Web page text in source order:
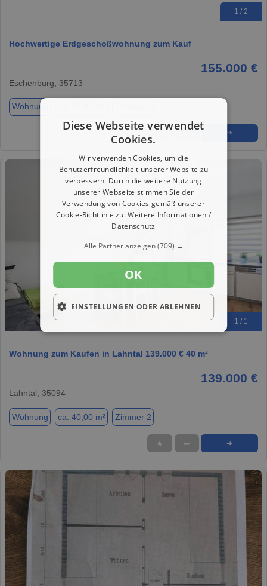
1 / 2
Hochwertige Erdgeschoßwohnung zum Kauf
155.000 €
Eschenburg, 35713
Wohnung
➜
1 / 1
Wohnung zum Kaufen in Lahntal 139.000 € 40 m²
139.000 €
Lahntal, 35094
Wohnung ca. 40,00 m² Zimmer 2
★ ➦ ➜
Diese Webseite verwendet
Cookies.
Wir verwenden Cookies, um die
Benutzerfreundlichkeit unserer Website zu
verbessern. Durch die weitere Nutzung
unserer Webseite stimmen Sie der
Verwendung von Cookies gemäß unserer
Cookie-Richtlinie zu.Weitere Informationen /
Datenschutz
Alle Partner anzeigen(709) →
OK
EINSTELLUNGEN ODER ABLEHNEN